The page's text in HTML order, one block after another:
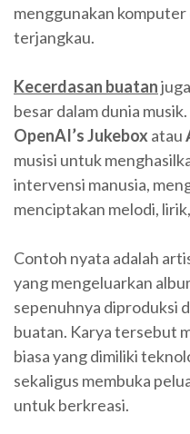
menggunakan
terjangkau.
Kecerdasan buatan
besar dalam dunia
OpenAI’s Jukebox atau
musisi untuk
intervensi manusia,
menciptakan melodi,
Contoh nyata adalah
yang mengeluarkan
sepenuhnya diproduksi
buatan. Karya tersebut
biasa yang dimiliki
sekaligus membuka
untuk berkreasi.